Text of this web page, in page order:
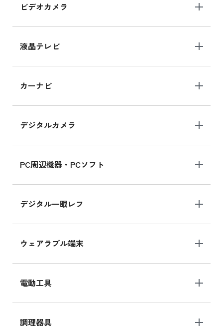
ビデオカメラ
液晶テレビ
カーナビ
デジタルカメラ
PC周辺機器・PCソフト
デジタル一眼レフ
ウェアラブル端末
電動工具
調理器具
iPhone 15 128GB シリーズ
iPhone 15 128GB の新品買取価格
MK2K3J/Aの新品買取価格はこちら